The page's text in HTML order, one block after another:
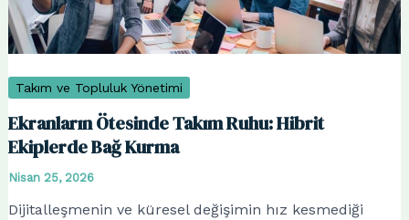
Takım ve Topluluk Yönetimi
Ekranların Ötesinde Takım Ruhu: Hibrit
Ekiplerde Bağ Kurma
Nisan 25, 2026
Dijitalleşmenin ve küresel değişimin hız kesmediği